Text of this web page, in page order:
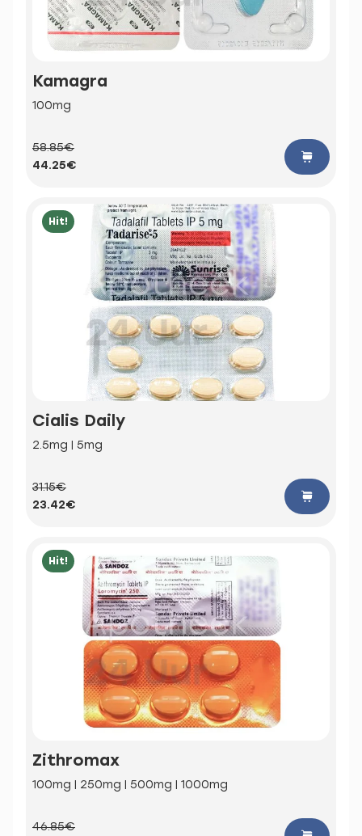
Kamagra
100mg
58.85€
44.25€
Hit!
Cialis Daily
2.5mg | 5mg
31.15€
23.42€
Hit!
Zithromax
100mg | 250mg | 500mg | 1000mg
46.85€